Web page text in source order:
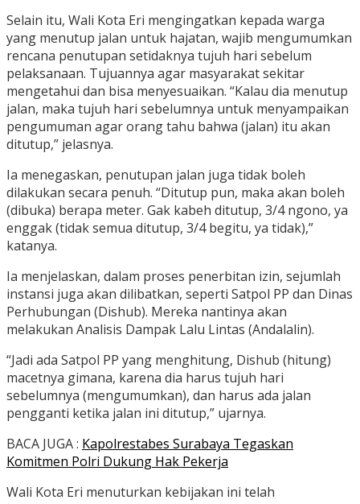
Selain itu, Wali Kota Eri mengingatkan kepada warga
yang menutup jalan untuk hajatan, wajib mengumumkan
rencana penutupan setidaknya tujuh hari sebelum
pelaksanaan. Tujuannya agar masyarakat sekitar
mengetahui dan bisa menyesuaikan. “Kalau dia menutup
jalan, maka tujuh hari sebelumnya untuk menyampaikan
pengumuman agar orang tahu bahwa (jalan) itu akan
ditutup,” jelasnya.
Ia menegaskan, penutupan jalan juga tidak boleh
dilakukan secara penuh. “Ditutup pun, maka akan boleh
(dibuka) berapa meter. Gak kabeh ditutup, 3/4 ngono, ya
enggak (tidak semua ditutup, 3/4 begitu, ya tidak),”
katanya.
Ia menjelaskan, dalam proses penerbitan izin, sejumlah
instansi juga akan dilibatkan, seperti Satpol PP dan Dinas
Perhubungan (Dishub). Mereka nantinya akan
melakukan Analisis Dampak Lalu Lintas (Andalalin).
“Jadi ada Satpol PP yang menghitung, Dishub (hitung)
macetnya gimana, karena dia harus tujuh hari
sebelumnya (mengumumkan), dan harus ada jalan
pengganti ketika jalan ini ditutup,” ujarnya.
BACA JUGA : Kapolrestabes Surabaya Tegaskan
Komitmen Polri Dukung Hak Pekerja
Wali Kota Eri menuturkan kebijakan ini telah